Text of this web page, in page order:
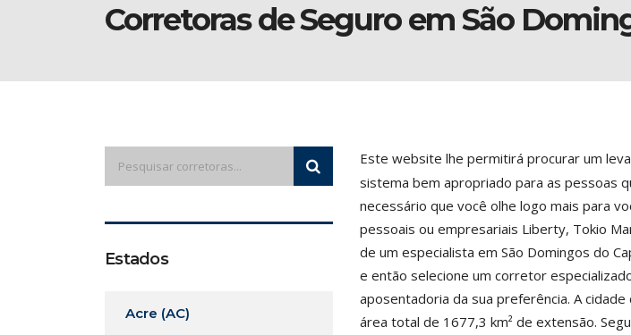
Corretoras de Seguro em São
Este website lhe permitirá procurar um
sistema bem apropriado para as pessoas
necessário que você olhe logo mais para
pessoais ou empresariais Liberty, Tokio
de um especialista em São Domingos do
e então selecione um corretor
aposentadoria da sua preferência. A
área total de 1677,3 km² de extensão.
Estados
Acre (AC)